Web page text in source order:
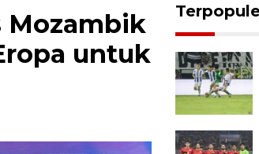
Mozambik
untuk